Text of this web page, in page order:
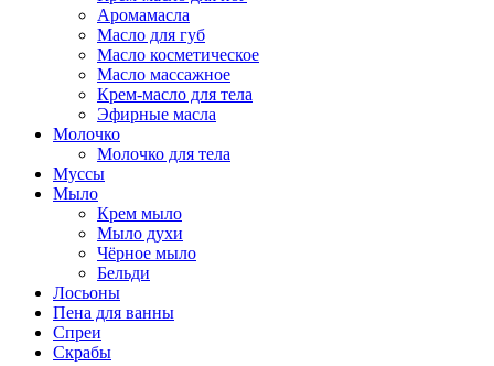
Аромамасла
Масло для губ
Масло косметическое
Масло массажное
Крем-масло для тела
Эфирные масла
Молочко
Молочко для тела
Муссы
Мыло
Крем мыло
Мыло духи
Чёрное мыло
Бельди
Лосьоны
Пена для ванны
Спреи
Скрабы